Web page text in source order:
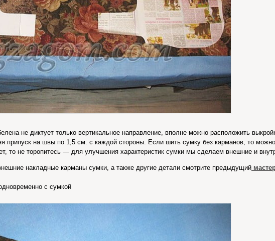
не диктует только вертикальное направление, вполне можно расположить
припуск на швы по 1,5 см. с каждой стороны. Если шить сумку без карманов, то
то не торопитесь — для улучшения характеристик сумки мы сделаем внешние и
накладные карманы сумки, а также другие детали смотрите предыдущий
с сумкой